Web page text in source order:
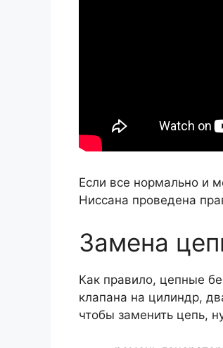
Если все нормально и
Ниссана проведена
Замена
Как правило, цепные
клапана на цилиндр,
чтобы заменить цепь,